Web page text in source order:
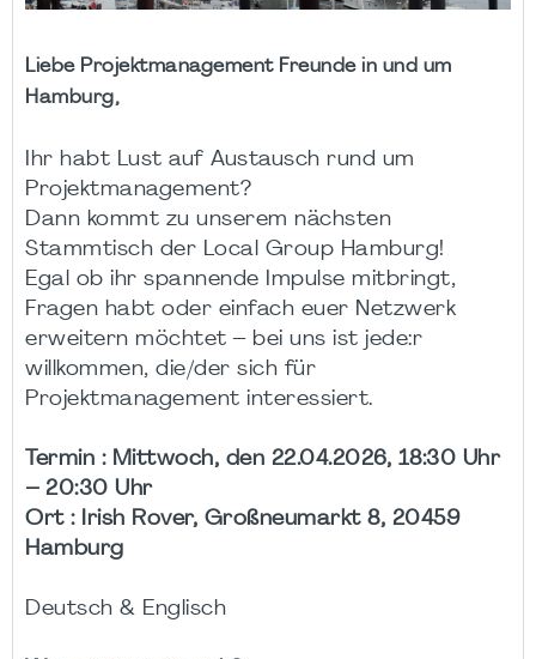
Liebe Projektmanagement Freunde in und um
Hamburg,
Ihr habt Lust auf Austausch rund um
Projektmanagement?
Dann kommt zu unserem nächsten
Stammtisch der Local Group Hamburg!
Egal ob ihr spannende Impulse mitbringt,
Fragen habt oder einfach euer Netzwerk
erweitern möchtet – bei uns ist jede:r
willkommen, die/der sich für
Projektmanagement interessiert.
Termin : Mittwoch, den 22.04.2026, 18:30 Uhr
– 20:30 Uhr
Ort : Irish Rover, Großneumarkt 8, 20459
Hamburg
Deutsch & Englisch